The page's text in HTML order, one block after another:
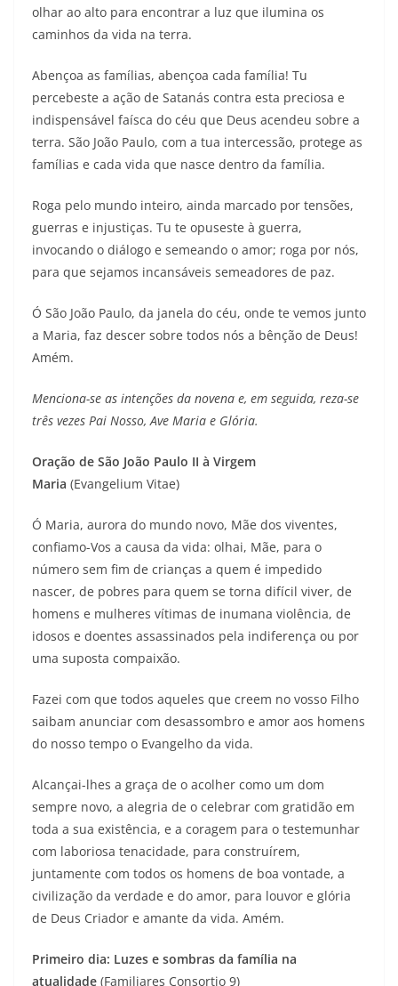
olhar ao alto para encontrar a luz que ilumina os
caminhos da vida na terra.
Abençoa as famílias, abençoa cada família! Tu
percebeste a ação de Satanás contra esta preciosa e
indispensável faísca do céu que Deus acendeu sobre a
terra. São João Paulo, com a tua intercessão, protege as
famílias e cada vida que nasce dentro da família.
Roga pelo mundo inteiro, ainda marcado por tensões,
guerras e injustiças. Tu te opuseste à guerra,
invocando o diálogo e semeando o amor; roga por nós,
para que sejamos incansáveis semeadores de paz.
Ó São João Paulo, da janela do céu, onde te vemos junto
a Maria, faz descer sobre todos nós a bênção de Deus!
Amém.
Menciona-se as intenções da novena e, em seguida, reza-se
três vezes Pai Nosso, Ave Maria e Glória.
Oração de São João Paulo II à Virgem
Maria (Evangelium Vitae)
Ó Maria, aurora do mundo novo, Mãe dos viventes,
confiamo-Vos a causa da vida: olhai, Mãe, para o
número sem fim de crianças a quem é impedido
nascer, de pobres para quem se torna difícil viver, de
homens e mulheres vítimas de inumana violência, de
idosos e doentes assassinados pela indiferença ou por
uma suposta compaixão.
Fazei com que todos aqueles que creem no vosso Filho
saibam anunciar com desassombro e amor aos homens
do nosso tempo o Evangelho da vida.
Alcançai-lhes a graça de o acolher como um dom
sempre novo, a alegria de o celebrar com gratidão em
toda a sua existência, e a coragem para o testemunhar
com laboriosa tenacidade, para construírem,
juntamente com todos os homens de boa vontade, a
civilização da verdade e do amor, para louvor e glória
de Deus Criador e amante da vida. Amém.
Primeiro dia: Luzes e sombras da família na
atualidade (Familiares Consortio 9)